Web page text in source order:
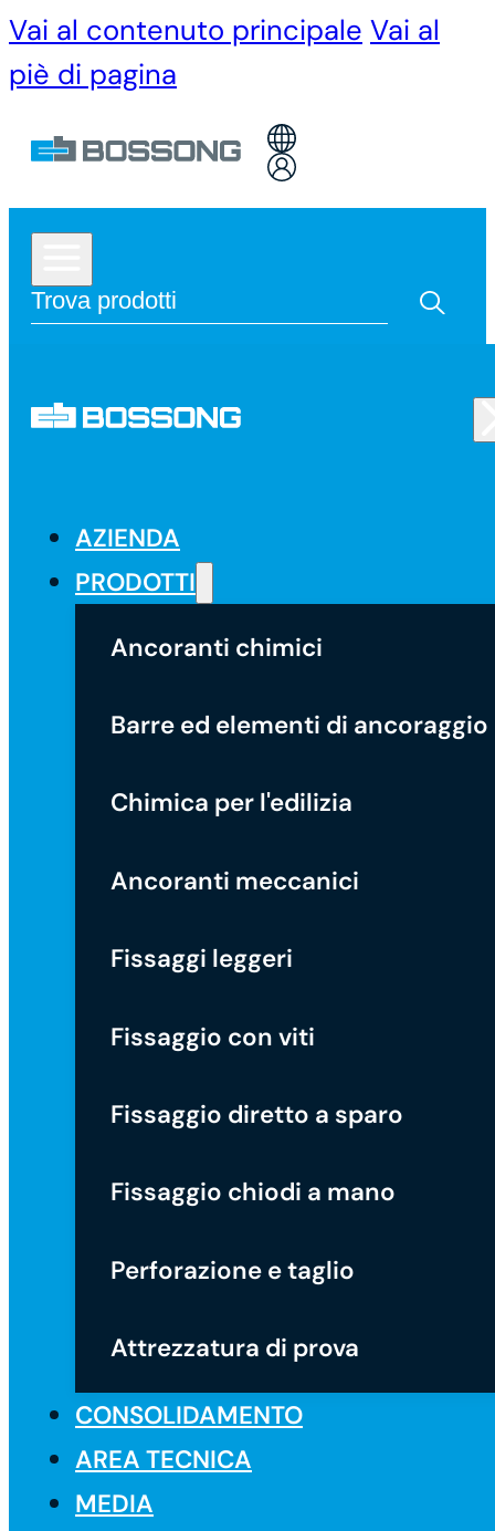
Vai al contenuto principale Vai al
piè di pagina
AZIENDA
PRODOTTI
Ancoranti chimici
Barre ed elementi di ancoraggio
Chimica per l'edilizia
Ancoranti meccanici
Fissaggi leggeri
Fissaggio con viti
Fissaggio diretto a sparo
Fissaggio chiodi a mano
Perforazione e taglio
Attrezzatura di prova
CONSOLIDAMENTO
AREA TECNICA
MEDIA